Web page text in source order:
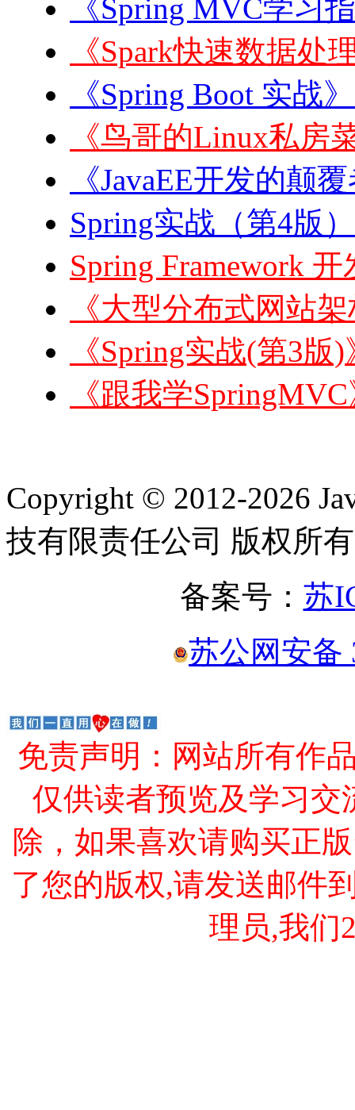
《Spring MVC学习
《Spark快速数据处
《Spring Boot 实战
《鸟哥的Linux私房
《JavaEE开发的颠
Spring实战（第4版
Spring Framework
《大型分布式网站
《Spring实战(第3版
《跟我学
Copyright © 2012-2026
技有限责任公司 版权所有
备案号： 苏
苏公网安备
免责声明：网站所有作
仅供读者预览及学习交
除，如果喜欢请购买正
了您的版权,请发送邮件
理员,我们